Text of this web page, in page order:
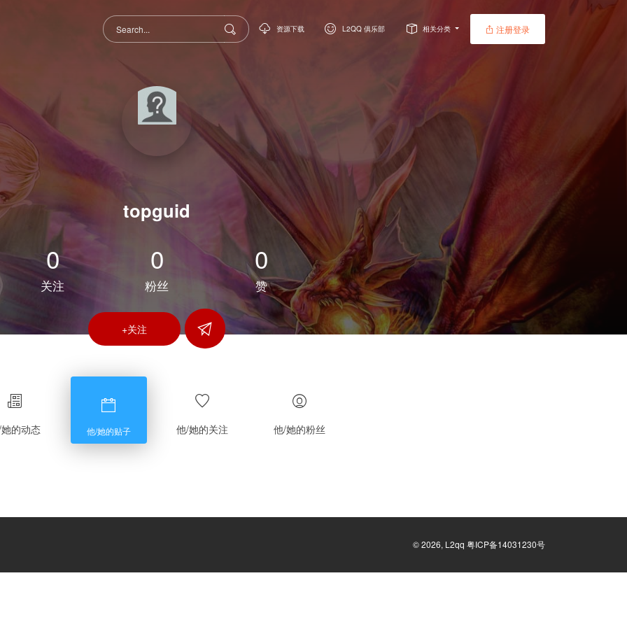
资源下载 L2QQ 俱乐部 相关分类 注册登录
topguid
0
关注
0
粉丝
0
赞
+关注
的动态 他/她的贴子 他/她的关注 他/她的粉丝
©2026, L2qq 粤ICP备14031230号